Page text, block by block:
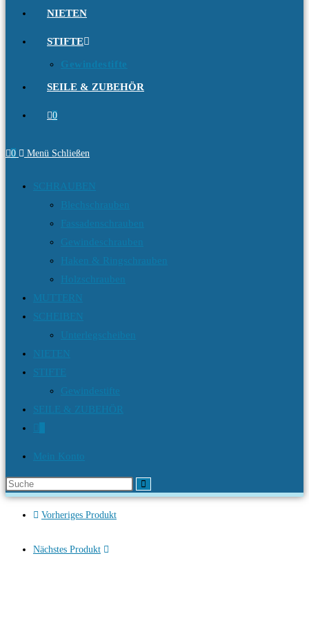
NIETEN
STIFTE
Gewindestifte
SEILE & ZUBEHÖR
0
0 Menü Schließen
SCHRAUBEN
Blechschrauben
Fassadenschrauben
Gewindeschrauben
Haken & Ringschrauben
Holzschrauben
MUTTERN
SCHEIBEN
Unterlegscheiben
NIETEN
STIFTE
Gewindestifte
SEILE & ZUBEHÖR
Mein Konto
Diese
Website
durchsuchenVorheriges Produkt
Nächstes Produkt